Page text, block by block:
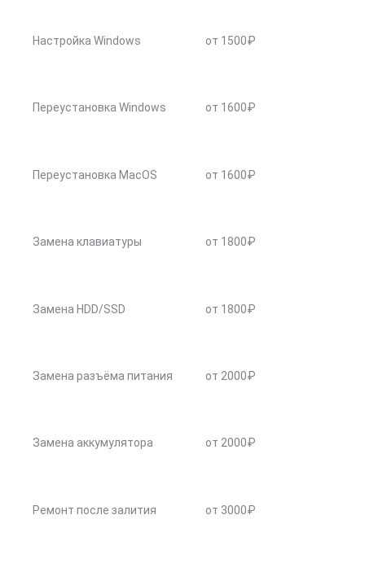
Настройка Windows от 1500₽
Переустановка Windows от 1600₽
Переустановка MacOS от 1600₽
Замена клавиатуры от 1800₽
Замена HDD/SSD от 1800₽
Замена разъёма питания от 2000₽
Замена аккумулятора от 2000₽
Ремонт после залития от 3000₽